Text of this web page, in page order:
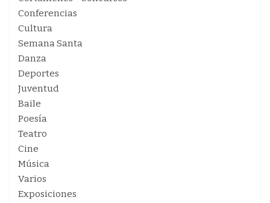
Conferencias
Cultura
Semana Santa
Danza
Deportes
Juventud
Baile
Poesía
Teatro
Cine
Música
Varios
Exposiciones